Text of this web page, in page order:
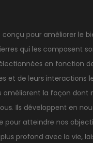
conçu pour améliorer le
qui les composent
en fonction
et de leurs interactions
améliorent la façon dont
Ils développent en
pour atteindre nos
profond avec la vie,